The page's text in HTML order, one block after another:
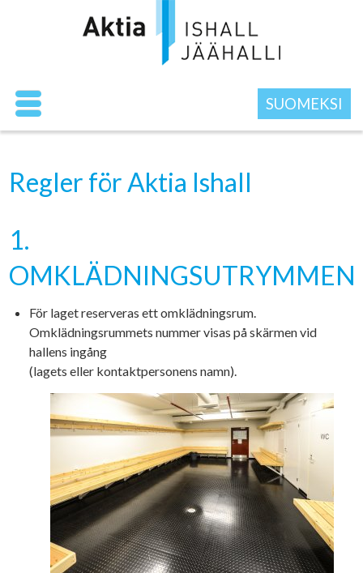
SUOMEKSI
Regler för Aktia Ishall
1.
OMKLÄDNINGSUTRYMMEN
För laget reserveras ett omklädningsrum.
Omklädningsrummets nummer visas på skärmen vid
hallens ingång
(lagets eller kontaktpersonens namn).